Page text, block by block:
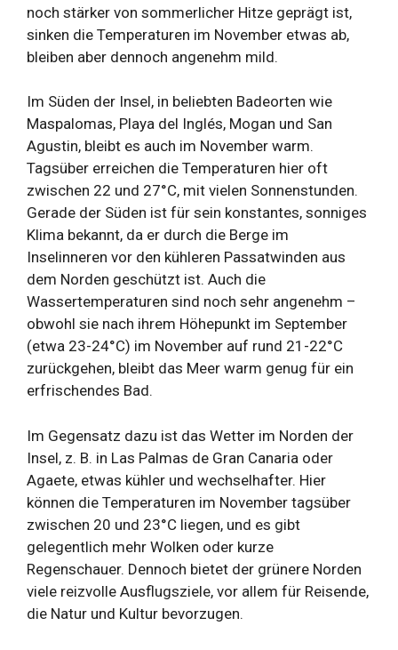
noch stärker von sommerlicher Hitze geprägt ist,
sinken die Temperaturen im November etwas ab,
bleiben aber dennoch angenehm mild.
Im Süden der Insel, in beliebten Badeorten wie
Maspalomas, Playa del Inglés, Mogan und San
Agustin, bleibt es auch im November warm.
Tagsüber erreichen die Temperaturen hier oft
zwischen 22 und 27°C, mit vielen Sonnenstunden.
Gerade der Süden ist für sein konstantes, sonniges
Klima bekannt, da er durch die Berge im
Inselinneren vor den kühleren Passatwinden aus
dem Norden geschützt ist. Auch die
Wassertemperaturen sind noch sehr angenehm –
obwohl sie nach ihrem Höhepunkt im September
(etwa 23-24°C) im November auf rund 21-22°C
zurückgehen, bleibt das Meer warm genug für ein
erfrischendes Bad.
Im Gegensatz dazu ist das Wetter im Norden der
Insel, z. B. in Las Palmas de Gran Canaria oder
Agaete, etwas kühler und wechselhafter. Hier
können die Temperaturen im November tagsüber
zwischen 20 und 23°C liegen, und es gibt
gelegentlich mehr Wolken oder kurze
Regenschauer. Dennoch bietet der grünere Norden
viele reizvolle Ausflugsziele, vor allem für Reisende,
die Natur und Kultur bevorzugen.